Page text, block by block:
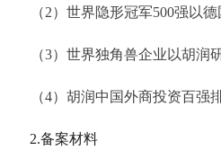
（2） 世界隐形冠军500强以德
（3） 世界独角兽企业以胡润
（4）胡润中国外商投资百强
2.备案材料